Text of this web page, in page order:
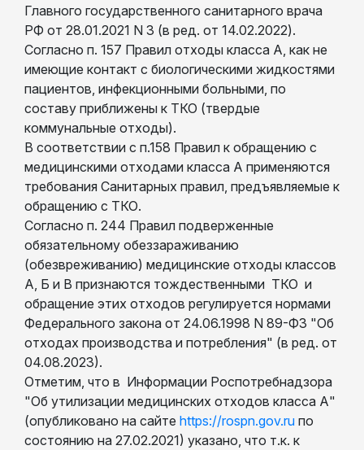
Главного государственного санитарного врача
РФ от 28.01.2021 N 3 (в ред. от 14.02.2022).
Согласно п. 157 Правил отходы класса А, как не
имеющие контакт с биологическими жидкостями
пациентов, инфекционными больными, по
составу приближены к ТКО (твердые
коммунальные отходы).
В соответствии с п.158 Правил к обращению с
медицинскими отходами класса А применяются
требования Санитарных правил, предъявляемые к
обращению с ТКО.
Согласно п. 244 Правил подверженные
обязательному обеззараживанию
(обезвреживанию) медицинские отходы классов
А, Б и В признаются тождественными ТКО и
обращение этих отходов регулируется нормами
Федерального закона от 24.06.1998 N 89-ФЗ "Об
отходах производства и потребления" (в ред. от
04.08.2023).
Отметим, что в Информации Роспотребнадзора
"Об утилизации медицинских отходов класса А"
(опубликовано на сайте https://rospn.gov.ru по
состоянию на 27.02.2021) указано, что т.к. к